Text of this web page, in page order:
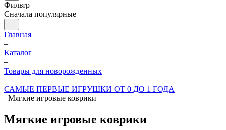
Фильтр
Сначала популярные
Главная
–
Каталог
–
Товары для новорожденных
–
САМЫЕ ПЕРВЫЕ ИГРУШКИ ОТ 0 ДО 1 ГОДА
–Мягкие игровые коврики
Мягкие игровые коврики